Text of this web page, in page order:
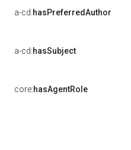
a-cd:hasPreferredAuthor
a-cd:hasSubject
core:hasAgentRole